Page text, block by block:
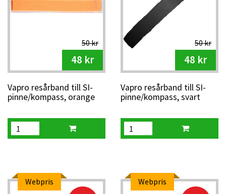
50 kr
48 kr
Vapro resårband till SI-
pinne/kompass, orange
50 kr
48 kr
Vapro resårband till SI-
pinne/kompass, svart
Webpris Webpris